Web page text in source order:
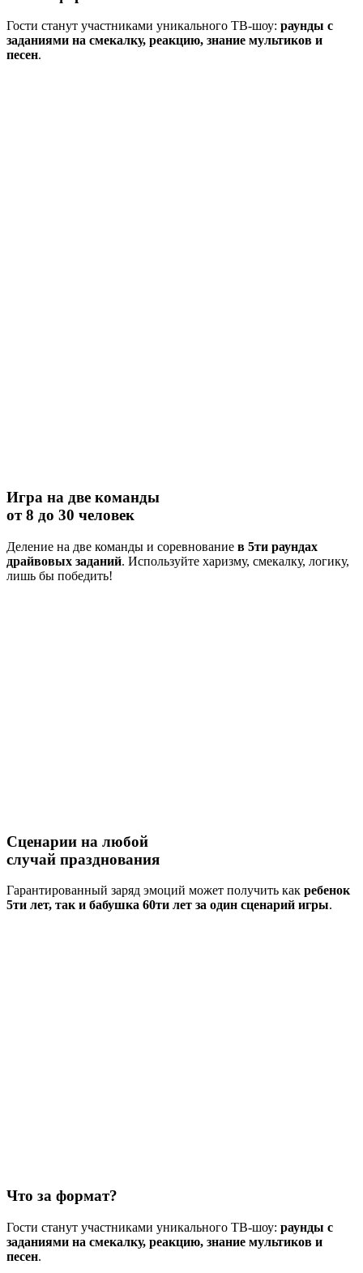
Гости станут участниками уникального ТВ-шоу: раунды с
заданиями на смекалку, реакцию, знание мультиков и
песен.
Игра на две команды
от 8 до 30 человек
Деление на две команды и соревнование в 5ти раундах
драйвовых заданий. Используйте харизму, смекалку, логику,
лишь бы победить!
Сценарии на любой
случай празднования
Гарантированный заряд эмоций может получить как ребенок
5ти лет, так и бабушка 60ти лет за один сценарий игры.
Что за формат?
Гости станут участниками уникального ТВ-шоу: раунды с
заданиями на смекалку, реакцию, знание мультиков и
песен.